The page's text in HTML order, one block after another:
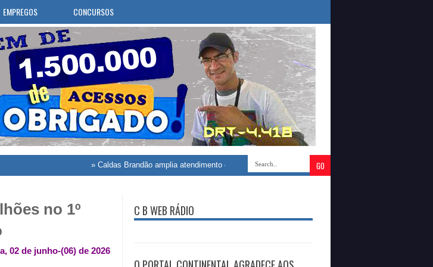
EMPREGOS CONCURSOS
Caldas Brandão amplia atendimento odontológico com construção de novo Centro Especializado de
no 1º
02 de junho-(06) de 2026
C B WEB RÁDIO